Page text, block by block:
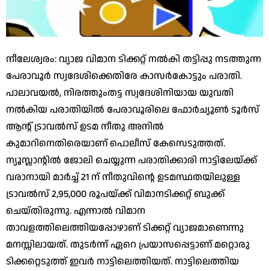
നീലേശ്വരം: വ്യാജ വിമാന ടിക്കറ്റ് നല്‍കി തട്ടിപ്പു നടത്തുന്ന
പേരാവൂര്‍ സ്വദേശിക്കെതിരേ കാസര്‍കോട്ടും പരാതി.
പാലാവയല്‍, നിരത്തുംതട്ട സ്വദേശിനിയായ യുവതി
നല്‍കിയ പരാതിയില്‍ പേരാവൂരിലെ ഫോര്‍ച്യൂണ്‍ ടൂര്‍സ്
ആന്റ് ട്രാവല്‍സ് ഉടമ നീതു അനില്‍
കുമാറിനെതിരെയാണ് പൊലീസ് കേസെടുത്തത്.
ന്യൂസ്ലാന്റില്‍ ജോലി ചെയ്യുന്ന പരാതിക്കാരി നാട്ടിലേയ്ക്ക്
വരാനായി മാര്‍ച്ച് 21 ന് നീതുവിന്റെ ഉടമസ്ഥതയിലുള്ള
ട്രാവല്‍സ് 2,95,000 രൂപയ്ക്ക് വിമാനടിക്കറ്റ് ബുക്ക്
ചെയ്തിരുന്നു. എന്നാല്‍ വിമാന
താവളത്തിലെത്തിയപ്പോഴാണ് ടിക്കറ്റ് വ്യാജമാണെന്നു
മനസ്സിലായത്. തുടര്‍ന്ന് ഏറെ പ്രയാസപ്പെട്ടാണ് മറ്റൊരു
ടിക്കറ്റെടുത്ത് ഇവര്‍ നാട്ടിലെത്തിയത്. നാട്ടിലെത്തിയ